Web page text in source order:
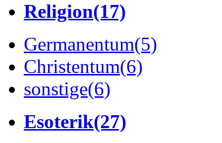
Religion(17)
Germanentum(5)
Christentum(6)
sonstige(6)
Esoterik(27)